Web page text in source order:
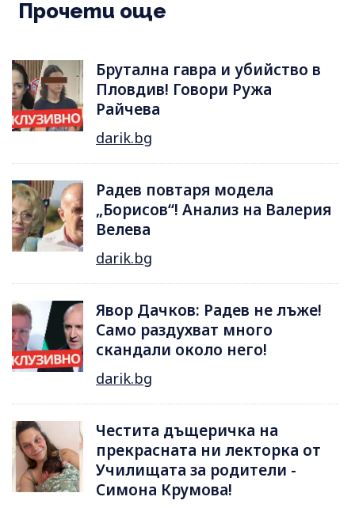
Прочети още
Брутална гавра и убийство в
Пловдив! Говори Ружа
Райчева
darik.bg
Радев повтаря модела
„Борисов“! Анализ на Валерия
Велева
darik.bg
Явор Дачков: Радев не лъже!
Само раздухват много
скандали около него!
darik.bg
Честита дъщеричка на
прекрасната ни лекторка от
Училищата за родители -
Симона Крумова!